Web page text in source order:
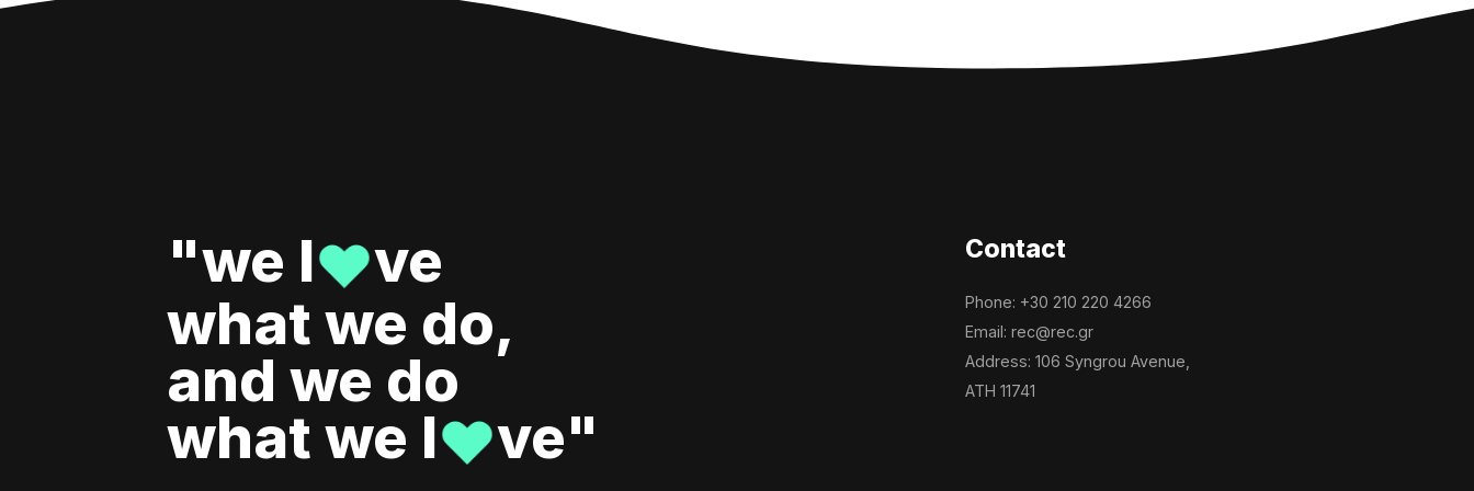
"we l♥ve
what we do,
and we do
what we l♥ve"
Contact
Phone: +30 210 220 4266
Email: rec@rec.gr
Address: 106 Syngrou Avenue,
ATH 11741